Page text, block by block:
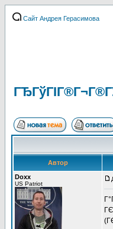
Сайт Андрея Герасимова
Автор
Doxx
US Patriot